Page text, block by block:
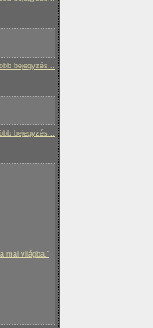
bejegyzés...
bejegyzés...
mai világba.”